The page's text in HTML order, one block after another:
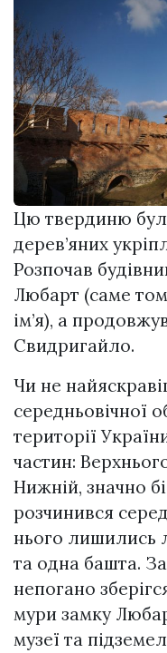
Цю твердиню
дерев’яних
Розпочав
Любарт (саме
ім’я), а
Свидригайло.
Чи не
середньовічної
території
частин:
Нижній, значно
розчинився
нього лишились
та одна башта.
непогано
мури замку
музеї та